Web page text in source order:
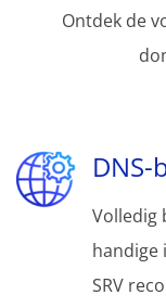
Ontdek de
DNS-
Volledig
handige
SRV